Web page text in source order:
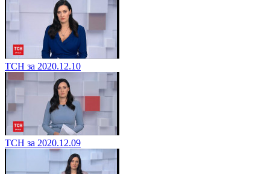
ТСН за 2020.12.10
ТСН за 2020.12.09